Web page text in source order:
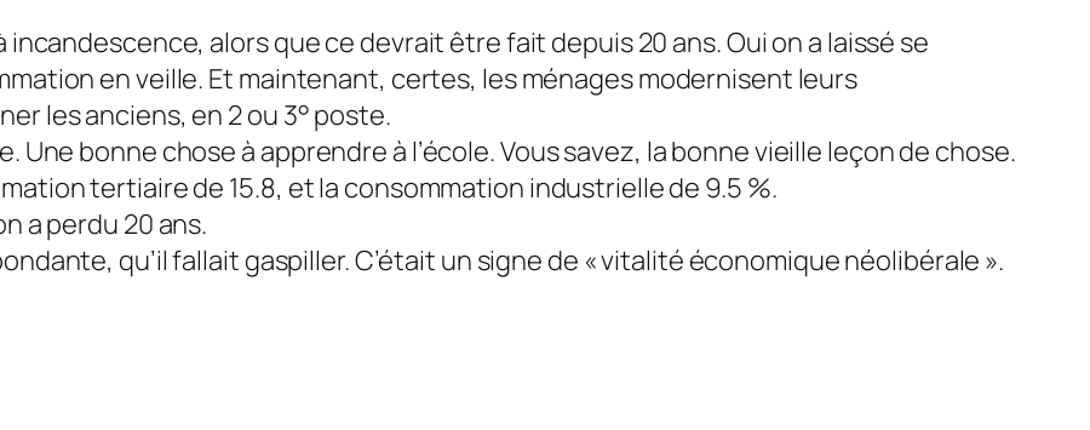
incandescence, alors que ce devrait être fait depuis 20 ans. Oui on a laissé se
en veille. Et maintenant, certes, les ménages modernisent leurs
les anciens, en 2 ou 3° poste.
Une bonne chose à apprendre à l’école. Vous savez, la bonne vieille leçon de chose.
tertiaire de 15.8, et la consommation industrielle de 9.5 %.
a perdu 20 ans.
qu’il fallait gaspiller. C’était un signe de « vitalité économique néolibérale ».